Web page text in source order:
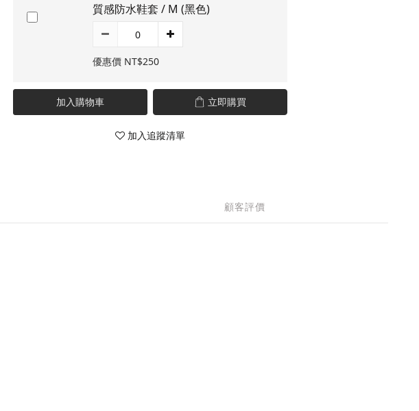
質感防水鞋套 / M (黑色)
優惠價 NT$250
加入購物車 立即購買
加入追蹤清單
顧客評價